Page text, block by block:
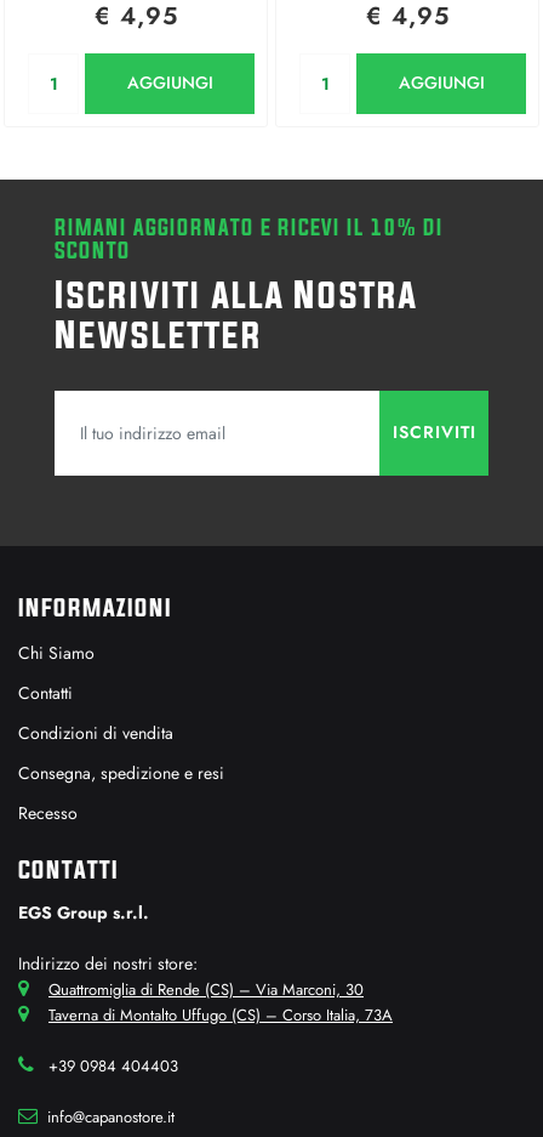
€ 4,95
AGGIUNGI
€ 4,95
AGGIUNGI
RIMANI AGGIORNATO E RICEVI IL 10% DI
SCONTO
Iscriviti alla Nostra
Newsletter
INFORMAZIONI
Chi Siamo
Contatti
Condizioni di vendita
Consegna, spedizione e resi
Recesso
CONTATTI
EGS Group s.r.l.
Indirizzo dei nostri store:
Quattromiglia di Rende (CS) – Via Marconi, 30
Taverna di Montalto Uffugo (CS) – Corso Italia, 73A
+39 0984 404403
info@capanostore.it